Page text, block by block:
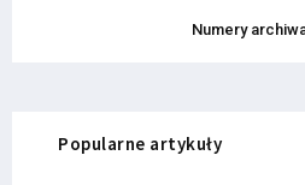
Numery
Popularne artykuły